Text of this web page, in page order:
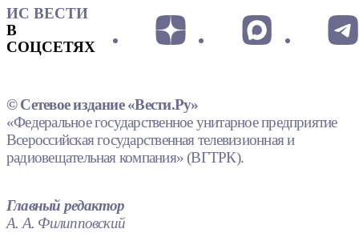
ИС ВЕСТИ
В
СОЦСЕТЯХ
© Сетевое издание «Вести.Ру»
«Федеральное государственное унитарное предприятие
Всероссийская государственная телевизионная и
радиовещательная компания» (ВГТРК).
Главный редактор
А. А. Филипповский